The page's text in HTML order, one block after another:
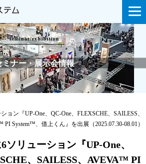
seminar/exhibition
ミナー・展示会情報
ョン『UP-One、QC-One、FLEXSCHE、SAILESS、
PI System™、借上くん』を出展（2025.07.30-08.01）
ソリューション『UP-One、
、SAILESS、AVEVA™ PI